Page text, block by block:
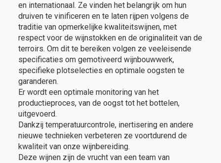
en internationaal. Ze vinden het belangrijk om hun
druiven te vinificeren en te laten rijpen volgens de
traditie van opmerkelijke kwaliteitswijnen, met
respect voor de wijnstokken en de originaliteit van de
terroirs. Om dit te bereiken volgen ze veeleisende
specificaties om gemotiveerd wijnbouwwerk,
specifieke plotselecties en optimale oogsten te
garanderen.
Er wordt een optimale monitoring van het
productieproces, van de oogst tot het bottelen,
uitgevoerd.
Dankzij temperatuurcontrole, inertisering en andere
nieuwe technieken verbeteren ze voortdurend de
kwaliteit van onze wijnbereiding.
Deze wijnen zijn de vrucht van een team van